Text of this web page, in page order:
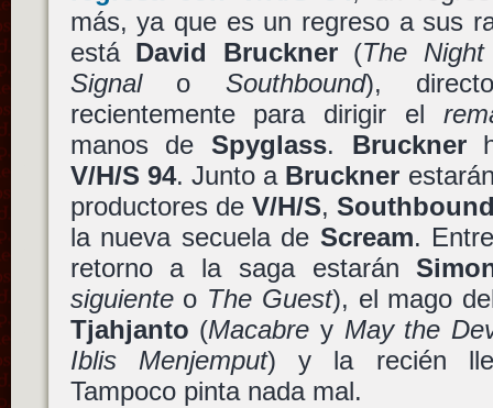
más, ya que es un regreso a sus
está David Bruckner(The Night
Signalo Southbound),
recientemente para dirigir el
manos de Spyglass. Bruckner
V/H/S 94. Junto a Bruckner
productores de V/H/S,
la nueva secuela de Scream.
retorno a la saga estarán
siguienteo The Guest), el mago
Tjahjanto (Macabre y May the
Iblis Menjemput) y la recién
Tampoco pinta nada mal.